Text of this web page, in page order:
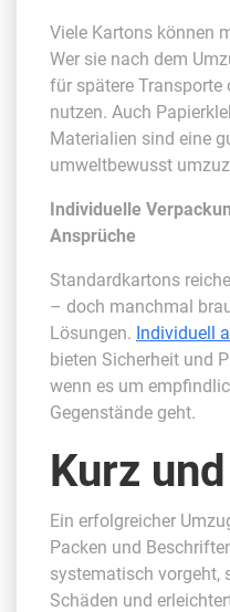
Viele Kartons können
Wer sie nach dem
für spätere Transporte
nutzen. Auch
Materialien sind eine
umweltbewusst
Individuelle
Ansprüche
Standardkartons
– doch manchmal
Lösungen. Individuell
bieten Sicherheit und
wenn es um
Gegenstände geht.
Kurz
Ein erfolgreicher
Packen und
systematisch vorgeht,
Schäden und